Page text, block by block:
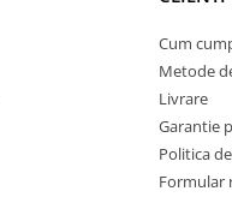
Cum
Metode
Livrare
Garantie
Politica
Formular